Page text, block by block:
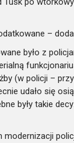
–
było z
(w policji –
udało się
były takie